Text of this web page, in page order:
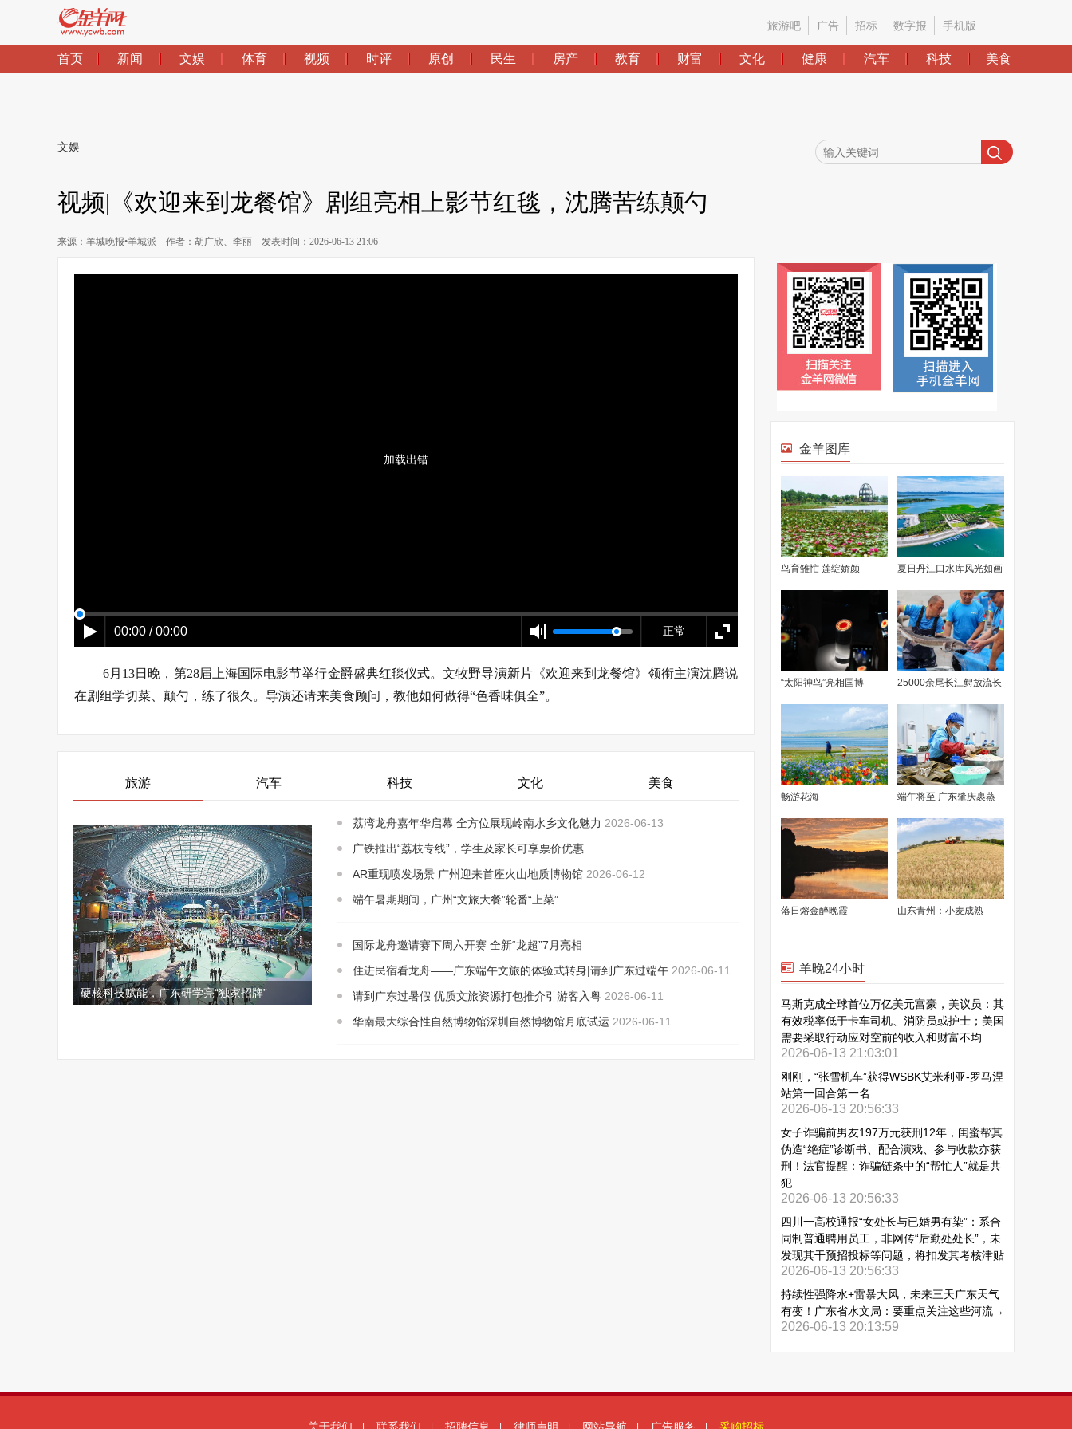
文娱
视频|《欢迎来到龙餐馆》剧组亮相上影节红毯，沈腾苦练颠勺
来源：羊城晚报•羊城派 作者：胡广欣、李丽 发表时间：2026-06-13 21:06
00:00 / 00:00 正常
加载出错
6月13日晚，第28届上海国际电影节举行金爵盛典红毯仪式。文牧野导演新片《欢迎来到龙餐馆》领衔主演沈腾说
在剧组学切菜、颠勺，练了很久。导演还请来美食顾问，教他如何做得“色香味俱全”。
旅游 汽车 科技 文化 美食
硬核科技赋能，广东研学亮“独家招牌”
荔湾龙舟嘉年华启幕 全方位展现岭南水乡文化魅力 2026-06-13
广铁推出“荔枝专线”，学生及家长可享票价优惠
2026-06-12
AR重现喷发场景 广州迎来首座火山地质博物馆 2026-06-12
端午暑期期间，广州“文旅大餐”轮番“上菜”
国际龙舟邀请赛下周六开赛 全新“龙超”7月亮相
2026-06-12
住进民宿看龙舟——广东端午文旅的体验式转身|请到广东过端午 2026-06-11
请到广东过暑假 优质文旅资源打包推介引游客入粤 2026-06-11
华南最大综合性自然博物馆深圳自然博物馆月底试运 2026-06-11
金羊图库
鸟育雏忙 莲绽娇颜 夏日丹江口水库风光如画
“太阳神鸟”亮相国博 25000余尾长江鲟放流长
江
畅游花海 端午将至 广东肇庆裹蒸
飘香
落日熔金醉晚霞 山东青州：小麦成熟
羊晚24小时
马斯克成全球首位万亿美元富豪，美议员：其
有效税率低于卡车司机、消防员或护士；美国
需要采取行动应对空前的收入和财富不均
2026-06-13 21:03:01
刚刚，“张雪机车”获得WSBK艾米利亚-罗马涅
站第一回合第一名
2026-06-13 20:56:33
女子诈骗前男友197万元获刑12年，闺蜜帮其
伪造“绝症”诊断书、配合演戏、参与收款亦获
刑！法官提醒：诈骗链条中的“帮忙人”就是共
犯
2026-06-13 20:56:33
四川一高校通报“女处长与已婚男有染”：系合
同制普通聘用员工，非网传“后勤处处长”，未
发现其干预招投标等问题，将扣发其考核津贴
2026-06-13 20:56:33
持续性强降水+雷暴大风，未来三天广东天气
有变！广东省水文局：要重点关注这些河流→
2026-06-13 20:13:59